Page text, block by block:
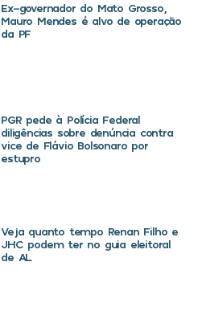
Ex-governador do Mato Grosso,
Mauro Mendes é alvo de operação
da PF
PGR pede à Polícia Federal
diligências sobre denúncia contra
vice de Flávio Bolsonaro por
estupro
Veja quanto tempo Renan Filho e
JHC podem ter no guia eleitoral
de AL